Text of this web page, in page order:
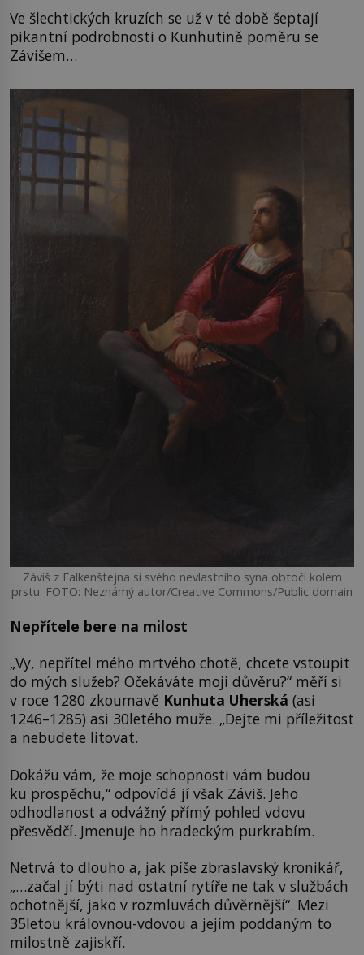
Ve šlechtických kruzích se už v té době šeptají
pikantní podrobnosti o Kunhutině poměru se
Závišem…
Záviš z Falkenštejna si svého nevlastního syna obtočí kolem
prstu. FOTO: Neznámý autor/Creative Commons/Public domain
Nepřítele bere na milost
„Vy, nepřítel mého mrtvého chotě, chcete vstoupit
do mých služeb? Očekáváte moji důvěru?“ měří si
v roce 1280 zkoumavě Kunhuta Uherská (asi
1246–1285) asi 30letého muže. „Dejte mi příležitost
a nebudete litovat.
Dokážu vám, že moje schopnosti vám budou
ku prospěchu,“ odpovídá jí však Záviš. Jeho
odhodlanost a odvážný přímý pohled vdovu
přesvědčí. Jmenuje ho hradeckým purkrabím.
Netrvá to dlouho a, jak píše zbraslavský kronikář,
„…začal jí býti nad ostatní rytíře ne tak v službách
ochotnější, jako v rozmluvách důvěrnější“. Mezi
35letou královnou-vdovou a jejím poddaným to
milostně zajiskří.